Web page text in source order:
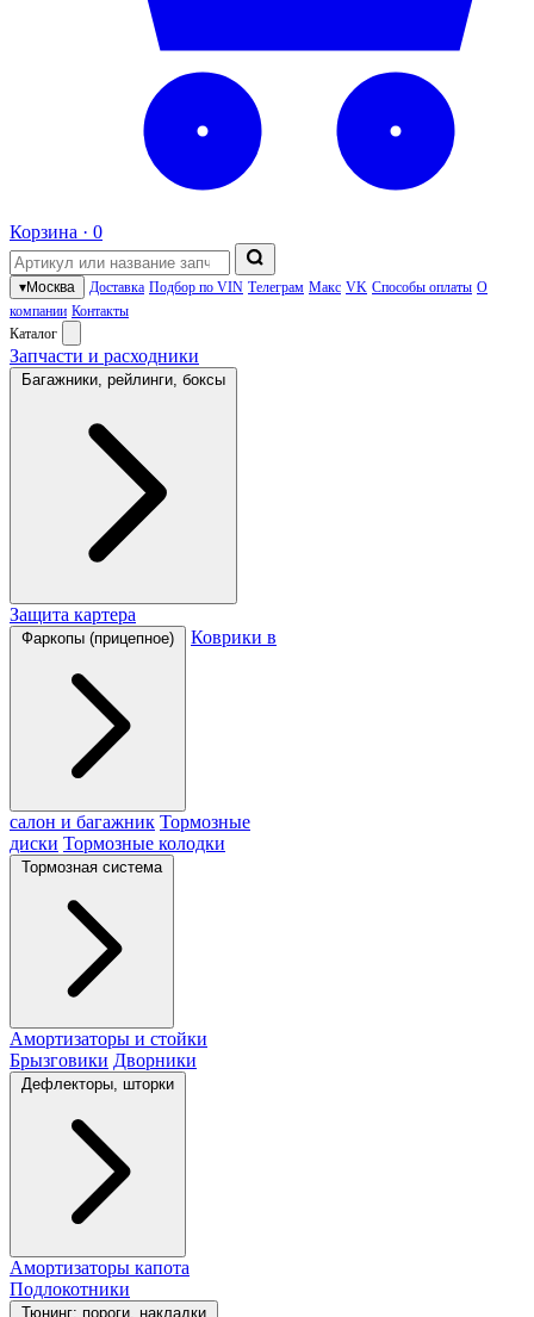
Корзина · 0
▾Москва Доставка Подбор по VIN Телеграм Макс VK Способы оплаты О
компании Контакты
Каталог
Запчасти и расходники
Багажники, рейлинги, боксы
Защита картера
Фаркопы (прицепное) Коврики в
салон и багажник Тормозные
диски Тормозные колодки
Тормозная система
Амортизаторы и стойки
Брызговики Дворники
Дефлекторы, шторки
Амортизаторы капота
Подлокотники
Тюнинг: пороги, накладки